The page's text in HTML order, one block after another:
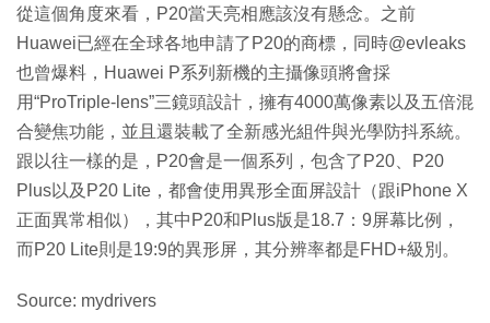
從這個角度來看，P20當天亮相應該沒有懸念。之前
Huawei已經在全球各地申請了P20的商標，同時@evleaks
也曾爆料，Huawei P系列新機的主攝像頭將會採
用“ProTriple-lens”三鏡頭設計，擁有4000萬像素以及五倍混
合變焦功能，並且還裝載了全新感光組件與光學防抖系統。
跟以往一樣的是，P20會是一個系列，包含了P20、P20
Plus以及P20 Lite，都會使用異形全面屏設計（跟iPhone X
正面異常相似），其中P20和Plus版是18.7：9屏幕比例，
而P20 Lite則是19:9的異形屏，其分辨率都是FHD+級別。
Source: mydrivers